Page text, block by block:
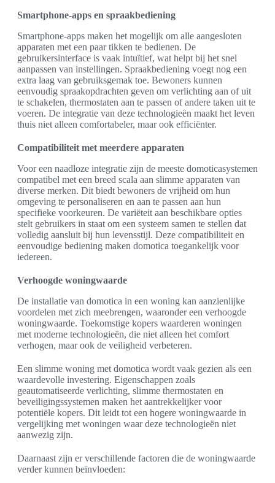
Smartphone-apps en spraakbediening
Smartphone-apps maken het mogelijk om alle aangesloten
apparaten met een paar tikken te bedienen. De
gebruikersinterface is vaak intuïtief, wat helpt bij het snel
aanpassen van instellingen. Spraakbediening voegt nog een
extra laag van gebruiksgemak toe. Bewoners kunnen
eenvoudig spraakopdrachten geven om verlichting aan of uit
te schakelen, thermostaten aan te passen of andere taken uit te
voeren. De integratie van deze technologieën maakt het leven
thuis niet alleen comfortabeler, maar ook efficiënter.
Compatibiliteit met meerdere apparaten
Voor een naadloze integratie zijn de meeste domoticasystemen
compatibel met een breed scala aan slimme apparaten van
diverse merken. Dit biedt bewoners de vrijheid om hun
omgeving te personaliseren en aan te passen aan hun
specifieke voorkeuren. De variëteit aan beschikbare opties
stelt gebruikers in staat om een systeem samen te stellen dat
volledig aansluit bij hun levensstijl. Deze compatibiliteit en
eenvoudige bediening maken domotica toegankelijk voor
iedereen.
Verhoogde woningwaarde
De installatie van domotica in een woning kan aanzienlijke
voordelen met zich meebrengen, waaronder een verhoogde
woningwaarde. Toekomstige kopers waarderen woningen
met moderne technologieën, die niet alleen het comfort
verhogen, maar ook de veiligheid verbeteren.
Een slimme woning met domotica wordt vaak gezien als een
waardevolle investering. Eigenschappen zoals
geautomatiseerde verlichting, slimme thermostaten en
beveiligingssystemen maken het aantrekkelijker voor
potentiële kopers. Dit leidt tot een hogere woningwaarde in
vergelijking met woningen waar deze technologieën niet
aanwezig zijn.
Daarnaast zijn er verschillende factoren die de woningwaarde
verder kunnen beïnvloeden: